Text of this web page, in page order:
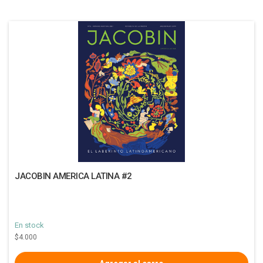
JACOBIN AMERICA LATINA #2
En stock
$4.000